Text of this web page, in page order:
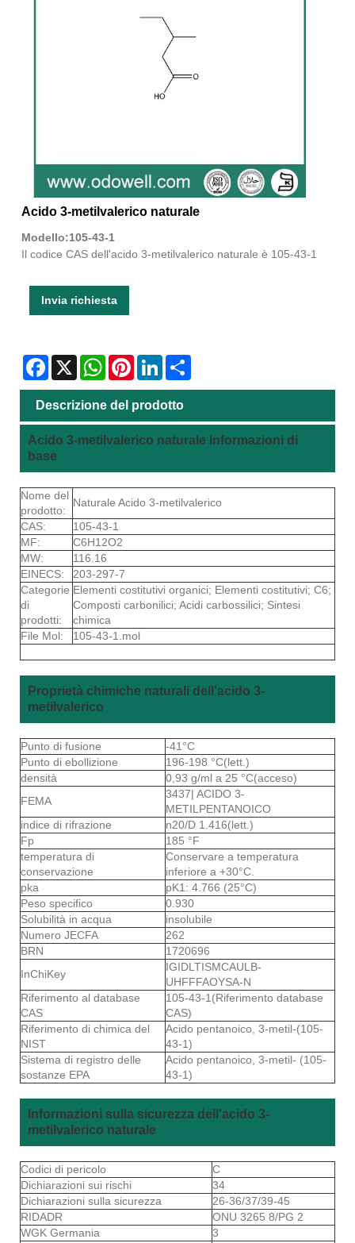
Acido 3-metilvalerico naturale
Modello:105-43-1
Il codice CAS dell'acido 3-metilvalerico naturale è 105-43-1
Invia richiesta
Facebook
X WhatsAppPinterestLinkedIn
Descrizione del prodotto
Acido 3-metilvalerico naturale Informazioni di
base
Nome del
prodotto:
Naturale Acido 3-metilvalerico
CAS:
105-43-1
MF:
C6H12O2
MW:
116.16
EINECS:
203-297-7
Categorie
di
prodotti:
Elementi costitutivi organici; Elementi costitutivi; C6;
Composti carbonilici; Acidi carbossilici; Sintesi
chimica
File Mol:
105-43-1.mol
Proprietà chimiche naturali dell'acido 3-
metilvalerico
Punto di fusione
-41°C
Punto di ebollizione
196-198 °C(lett.)
densità
0,93 g/ml a 25 °C(acceso)
FEMA
3437| ACIDO 3-
METILPENTANOICO
indice di rifrazione
n20/D 1.416(lett.)
Fp
185 °F
temperatura di
conservazione
Conservare a temperatura
inferiore a +30°C.
pka
pK1: 4.766 (25°C)
Peso specifico
0.930
Solubilità in acqua
insolubile
Numero JECFA
262
BRN
1720696
InChiKey
IGIDLTISMCAULB-
UHFFFAOYSA-N
Riferimento al database
CAS
105-43-1(Riferimento database
CAS)
Riferimento di chimica del
NIST
Acido pentanoico, 3-metil-(105-
43-1)
Sistema di registro delle
sostanze EPA
Acido pentanoico, 3-metil- (105-
43-1)
Informazioni sulla sicurezza dell'acido 3-
metilvalerico naturale
Codici di pericolo
C
Dichiarazioni sui rischi
34
Dichiarazioni sulla sicurezza
26-36/37/39-45
RIDADR
ONU 3265 8/PG 2
WGK Germania
3